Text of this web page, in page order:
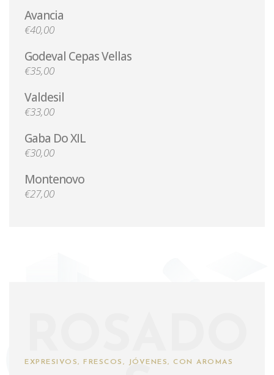
Avancia
€40,00
Godeval Cepas Vellas
€35,00
Valdesil
€33,00
Gaba Do XIL
€30,00
Montenovo
€27,00
EXPRESIVOS, FRESCOS, JÓVENES, CON AROMAS